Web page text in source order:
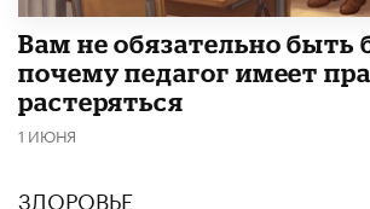
​Вам не обязательно быть
почему педагог имеет
растеряться
1 ИЮНЯ
ЗДОРОВЬЕ